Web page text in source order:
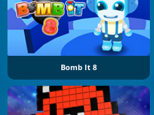
Bomb It 8